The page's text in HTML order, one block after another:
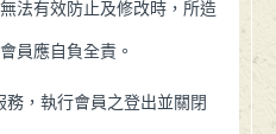
法有效防止及修改時，所造
員應自負全責。
務，執行會員之登出並關閉